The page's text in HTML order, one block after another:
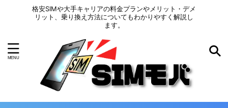
格安SIMや大手キャリアの料金プランやメリット・デメ
リット、乗り換え方法についてもわかりやすく解説し
ます。